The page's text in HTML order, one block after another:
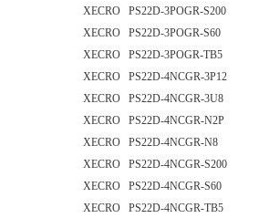
XECRO PS22D-3POGR-S200
XECRO PS22D-3POGR-S60
XECRO PS22D-3POGR-TB5
XECRO PS22D-4NCGR-3P12
XECRO PS22D-4NCGR-3U8
XECRO PS22D-4NCGR-N2P
XECRO PS22D-4NCGR-N8
XECRO PS22D-4NCGR-S200
XECRO PS22D-4NCGR-S60
XECRO PS22D-4NCGR-TB5